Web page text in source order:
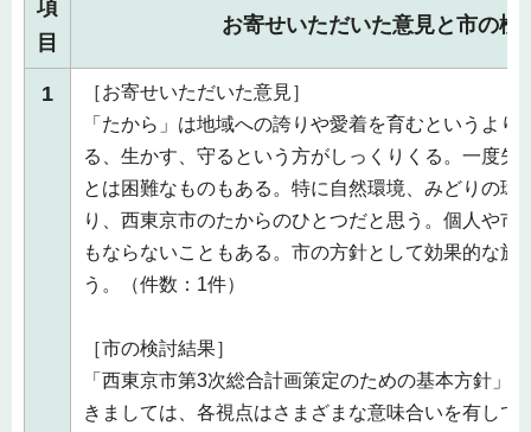
項
目
お寄せいただいた意見と市の検
1
［お寄せいただいた意見］
「たから」は地域への誇りや愛着を育むというより
る、生かす、守るという方がしっくりくる。一度失
とは困難なものもある。特に自然環境、みどりの環
り、西東京市のたからのひとつだと思う。個人や市
もならないこともある。市の方針として効果的な施
う。（件数：1件）
［市の検討結果］
「西東京市第3次総合計画策定のための基本方針」
きましては、各視点はさまざまな意味合いを有して